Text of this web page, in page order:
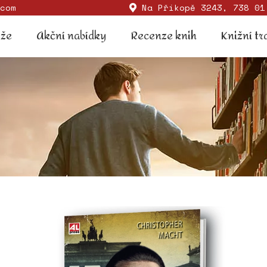
Na Příkopě 3243, 738
Akční nabídky Recenze knih Knižní
Akční nabídky Recenze knih